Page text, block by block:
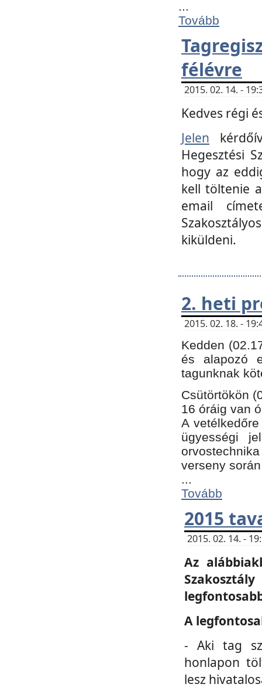
...
Tovább
félévre
2015. 02. 14. -
Kedves régi
Jelen
Hegesztési
hogy az
kell töltenie
email
kiküldeni.
2. heti
2015. 02. 18. -
Kedden
és alapozó
tagunknak
Csütörtökön
16 óráig van
A
ügyességi
verseny
...
Tovább
2015
2015. 02. 14. -
Az
A
- Aki tag
honlapon
lesz